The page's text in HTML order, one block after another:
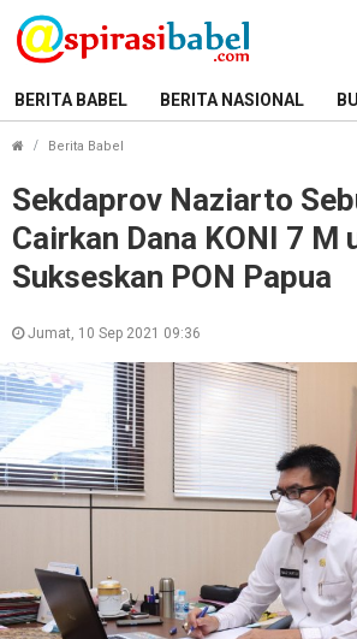
BERITA BABEL BERITA NASIONAL
Berita Babel
Sekdaprov Naziarto
Cairkan Dana KONI 7 M
Sukseskan PON Papua
Jumat, 10 Sep 2021 09:36